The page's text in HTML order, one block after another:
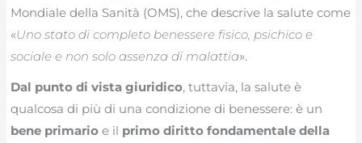
Mondiale della Sanità (OMS), che descrive la salute come
«Uno stato di completo benessere fisico, psichico e
sociale e non solo assenza di malattia».
Dal punto di vista giuridico, tuttavia, la salute è
qualcosa di più di una condizione di benessere: è un
bene primario e il primo diritto fondamentale della